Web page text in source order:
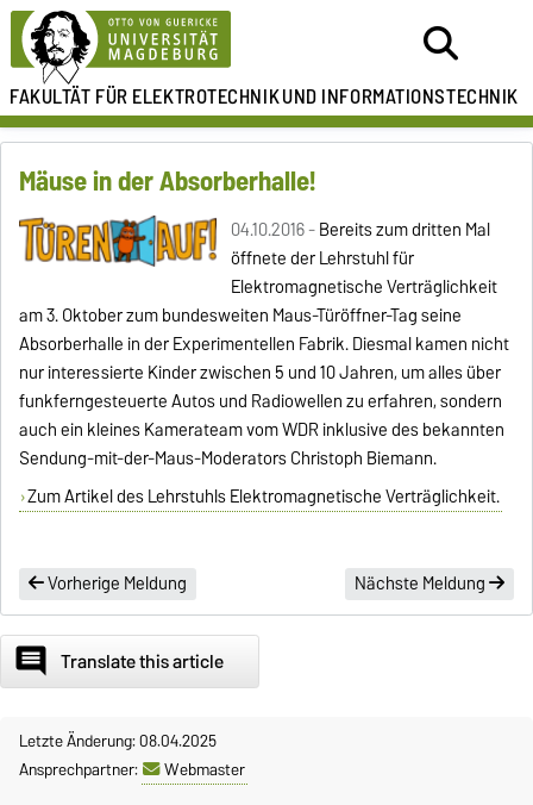
FAKULTÄT FÜR ELEKTROTECHNIKUND INFORMATIONSTECHNIK
Mäuse in der Absorberhalle!
04.10.2016 -Bereits zum dritten Mal
öffnete der Lehrstuhl für
Elektromagnetische Verträglichkeit
am 3. Oktober zum bundesweiten Maus-Türöffner-Tag seine
Absorberhalle in der Experimentellen Fabrik. Diesmal kamen nicht
nur interessierte Kinder zwischen 5 und 10 Jahren, um alles über
funkferngesteuerte Autos und Radiowellen zu erfahren, sondern
auch ein kleines Kamerateam vom WDR inklusive des bekannten
Sendung-mit-der-Maus-Moderators Christoph Biemann.
Zum Artikel des Lehrstuhls Elektromagnetische Verträglichkeit.
Vorherige Meldung Nächste Meldung
comment Translate this article
Letzte Änderung: 08.04.2025
Ansprechpartner:
Webmaster